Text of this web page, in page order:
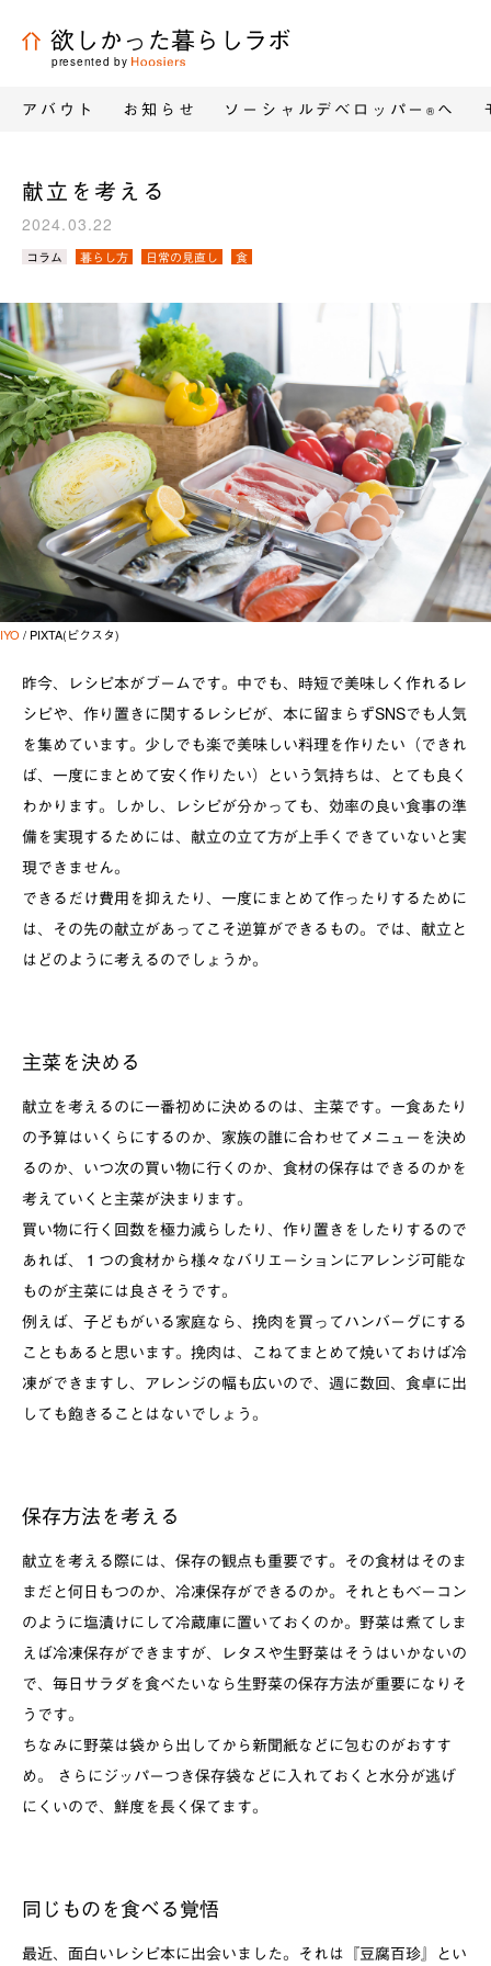
欲しかった暮らしラボ
presented by
アバウト お知らせ ソーシャルデベロッパー® へ
献立を考える
2024.03.22
カ
リ
／
タ
グ：
コラム 暮らし方 日常の見直し 食
IYO / PIXTA(ピクスタ)
昨今、レシピ本がブームです。中でも、時短で美味しく作れるレ
シピや、作り置きに関するレシピが、本に留まらずSNSでも人気
を集めています。少しでも楽で美味しい料理を作りたい（できれ
ば、一度にまとめて安く作りたい）という気持ちは、とても良く
わかります。しかし、レシピが分かっても、効率の良い食事の準
備を実現するためには、献立の立て方が上手くできていないと実
現できません。
できるだけ費用を抑えたり、一度にまとめて作ったりするために
は、その先の献立があってこそ逆算ができるもの。では、献立と
はどのように考えるのでしょうか。
主菜を決める
献立を考えるのに一番初めに決めるのは、主菜です。一食あたり
の予算はいくらにするのか、家族の誰に合わせてメニューを決め
るのか、いつ次の買い物に行くのか、食材の保存はできるのかを
考えていくと主菜が決まります。
買い物に行く回数を極力減らしたり、作り置きをしたりするので
あれば、１つの食材から様々なバリエーションにアレンジ可能な
ものが主菜には良さそうです。
例えば、子どもがいる家庭なら、挽肉を買ってハンバーグにする
こともあると思います。挽肉は、こねてまとめて焼いておけば冷
凍ができますし、アレンジの幅も広いので、週に数回、食卓に出
しても飽きることはないでしょう。
保存方法を考える
献立を考える際には、保存の観点も重要です。その食材はそのま
まだと何日もつのか、冷凍保存ができるのか。それともベーコン
のように塩漬けにして冷蔵庫に置いておくのか。野菜は煮てしま
えば冷凍保存ができますが、レタスや生野菜はそうはいかないの
で、毎日サラダを食べたいなら生野菜の保存方法が重要になりそ
うです。
ちなみに野菜は袋から出してから新聞紙などに包むのがおすす
め。 さらにジッパーつき保存袋などに入れておくと水分が逃げ
にくいので、鮮度を長く保てます。
同じものを食べる覚悟
最近、面白いレシピ本に出会いました。それは『豆腐百珍』とい